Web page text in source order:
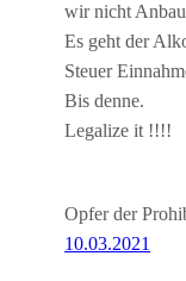
wir nicht
Es geht der
Steuer
Bis denne.
Legalize it !!!!
Opfer der
10.03.2021